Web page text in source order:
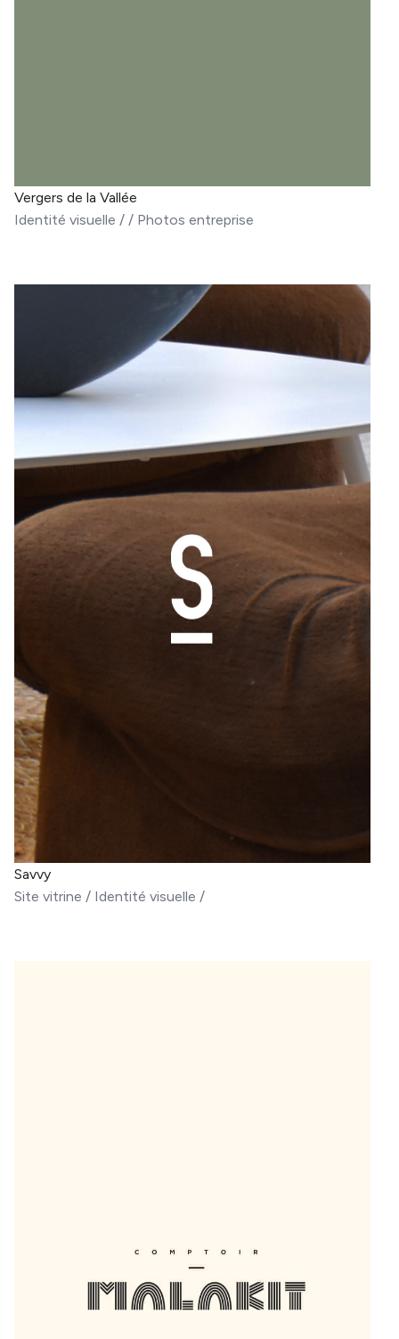
Vergers de la Vallée
Identité visuelle / / Photos entreprise
Savvy
Site vitrine / Identité visuelle /